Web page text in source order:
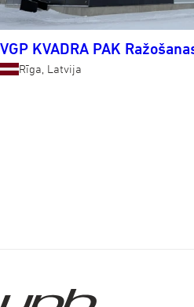
VGP KVADRA PAK
Rīga, Latvija